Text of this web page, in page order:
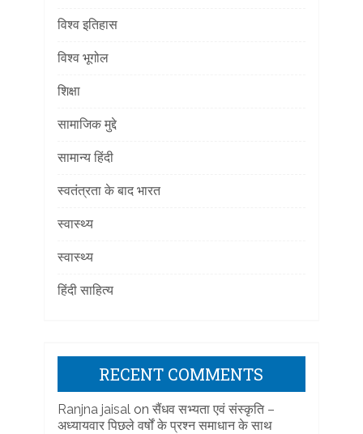
विश्व इतिहास
विश्व भूगोल
शिक्षा
सामाजिक मुद्दे
सामान्य हिंदी
स्वतंत्रता के बाद भारत
स्वास्थ्य
स्वास्थ्य
हिंदी साहित्य
RECENT COMMENTS
Ranjna jaisalon सैंधव सभ्यता एवं संस्कृति –
अध्यायवार पिछले वर्षों के प्रश्न समाधान के साथ